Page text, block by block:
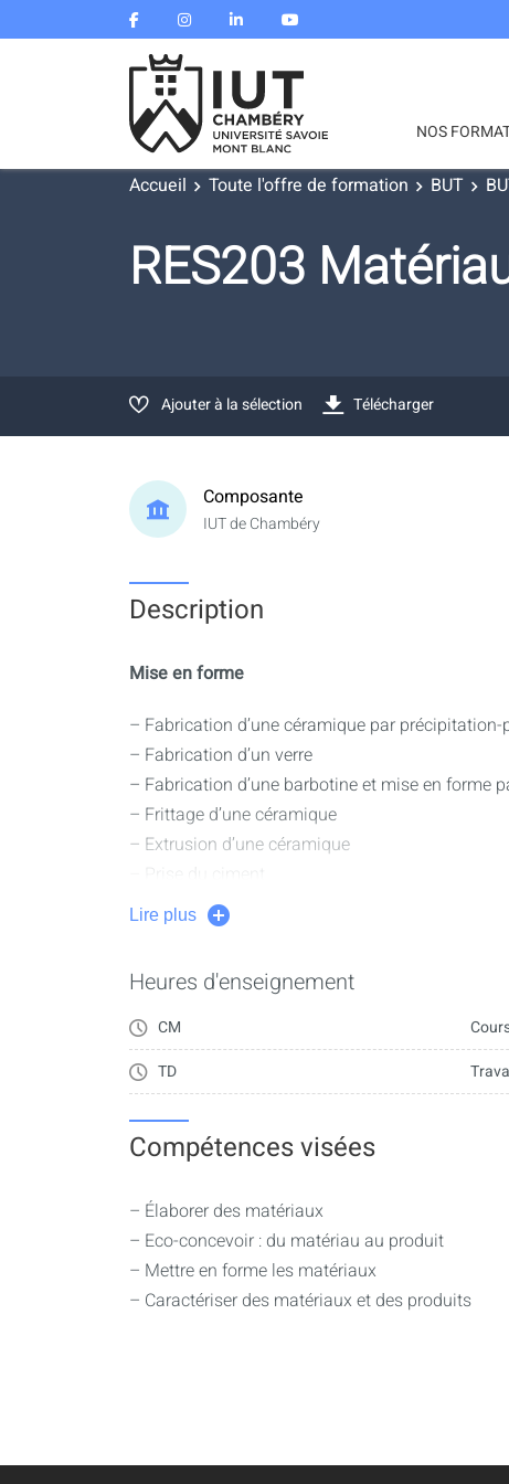
NOS
Accueil Toute l'offre de formation BUT
RES203
Ajouter à la sélection Télécharger
Composante
IUT de Chambéry
Description
Mise en forme
– Fabrication d’une céramique par
– Fabrication d’un verre
– Fabrication d’une barbotine et mise en forme
– Frittage d’une céramique
– Extrusion d’une céramique
Lien entre propriétés et mise en forme
– Les propriétés mécaniques
– Contrainte-déformation, dureté
– Déformation plastique
– Les propriétés de transport
– Conduction-ionique
– Thermique
Lire plus
Heures d'enseignement
CM
TD
Compétences visées
– Élaborer des matériaux
– Eco-concevoir : du matériau au produit
– Mettre en forme les matériaux
– Caractériser des matériaux et des produits